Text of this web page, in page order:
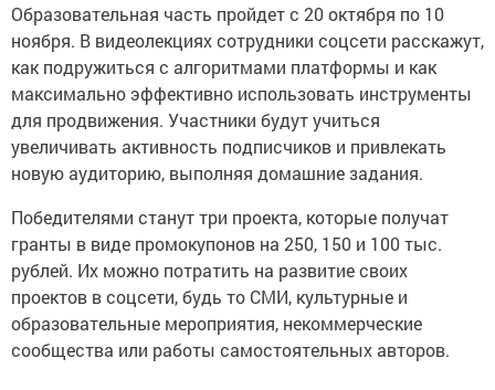
Образовательная часть пройдет с 20 октября по 10
ноября. В видеолекциях сотрудники соцсети расскажут,
как подружиться с алгоритмами платформы и как
максимально эффективно использовать инструменты
для продвижения. Участники будут учиться
увеличивать активность подписчиков и привлекать
новую аудиторию, выполняя домашние задания.
Победителями станут три проекта, которые получат
гранты в виде промокупонов на 250, 150 и 100 тыс.
рублей. Их можно потратить на развитие своих
проектов в соцсети, будь то СМИ, культурные и
образовательные мероприятия, некоммерческие
сообщества или работы самостоятельных авторов.